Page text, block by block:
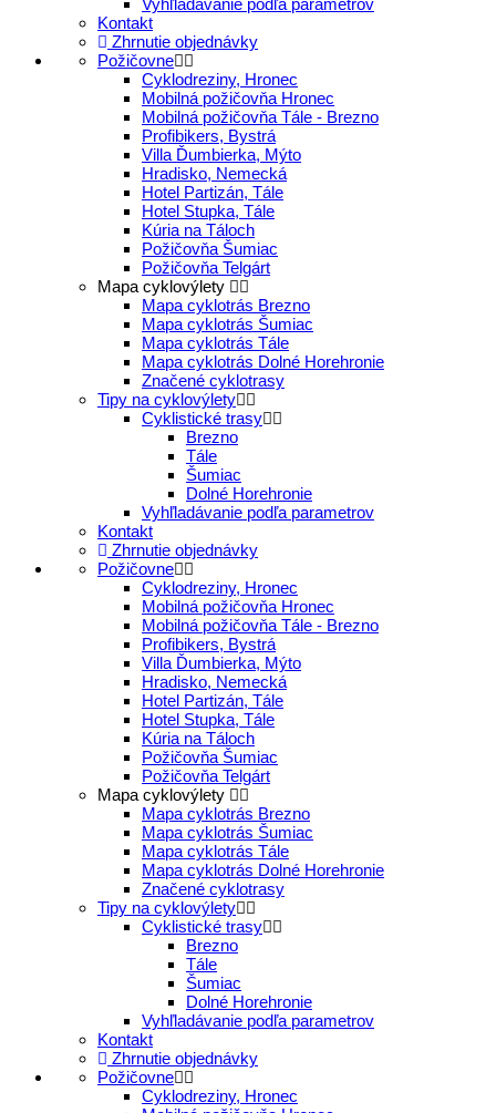
Kontakt
Zhrnutie objednávky
Požičovne
Cyklodreziny, Hronec
Mobilná požičovňa Hronec
Mobilná požičovňa Tále - Brezno
Profibikers, Bystrá
Villa Ďumbierka, Mýto
Hradisko, Nemecká
Hotel Partizán, Tále
Hotel Stupka, Tále
Kúria na Táloch
Požičovňa Šumiac
Požičovňa Telgárt
Mapa cyklovýlety
Mapa cyklotrás Brezno
Mapa cyklotrás Šumiac
Mapa cyklotrás Tále
Mapa cyklotrás Dolné Horehronie
Značené cyklotrasy
Tipy na cyklovýlety
Cyklistické trasy
Brezno
Tále
Šumiac
Dolné Horehronie
Vyhľladávanie podľa parametrov
Kontakt
Zhrnutie objednávky
Požičovne
Cyklodreziny, Hronec
Mobilná požičovňa Hronec
Mobilná požičovňa Tále - Brezno
Profibikers, Bystrá
Villa Ďumbierka, Mýto
Hradisko, Nemecká
Hotel Partizán, Tále
Hotel Stupka, Tále
Kúria na Táloch
Požičovňa Šumiac
Požičovňa Telgárt
Mapa cyklovýlety
Mapa cyklotrás Brezno
Mapa cyklotrás Šumiac
Mapa cyklotrás Tále
Mapa cyklotrás Dolné Horehronie
Značené cyklotrasy
Tipy na cyklovýlety
Cyklistické trasy
Brezno
Tále
Šumiac
Dolné Horehronie
Vyhľladávanie podľa parametrov
Kontakt
Zhrnutie objednávky
Požičovne
Cyklodreziny, Hronec